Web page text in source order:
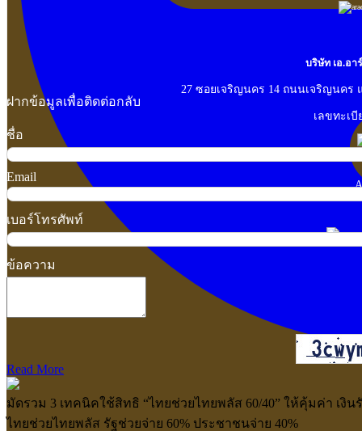
Read More
มัดรวม 3 เทคนิคใช้สิทธิ “ไทยช่วยไทยพลัส 60/40” ให้คุ้มค่า เงิน
ไทยช่วยไทยพลัส รัฐช่วยจ่าย 60% ประชาชนจ่าย 40%
บริษัท เอ.อ
27 ซอยเจริญนคร 14 ถนนเจริญนคร
เลขทะเบี
ฝากข้อมูลเพื่อติดต่อกลับ
ชื่อ
Email
เบอร์โทรศัพท์
ข้อความ